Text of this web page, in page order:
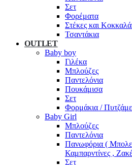
Σετ
Φορέματα
Στέκες και
Τσαντάκια
OUTLET
Baby boy
Γιλέκα
Μπλούζες
Παντελόνια
Πουκάμισα
Σετ
Φορμάκια /
Baby Girl
Μπλούζες
Παντελόνια
Πανωφόρια (
Καμπαρντίνες ,
Σετ